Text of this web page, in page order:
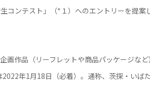
コンテスト」（*１）へのエントリーを提
作品（リーフレットや商品パッケージな
年1月18日（必着）。通称、茨探・いばた